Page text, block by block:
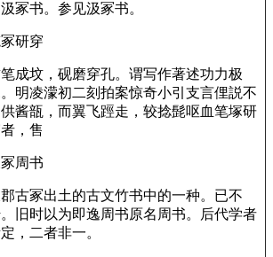
冢书。参见汲冢书。
研穿
成坟，砚磨穿孔。谓写作著述功力极
明凌濛初二刻拍案惊奇小引支言俚説不
供酱瓿，而翼飞踁走，较捻髭呕血笔塚研
，售
周书
古冢出土的古文竹书中的一种。已不
旧时以为即逸周书原名周书。后代学者
，二者非一。